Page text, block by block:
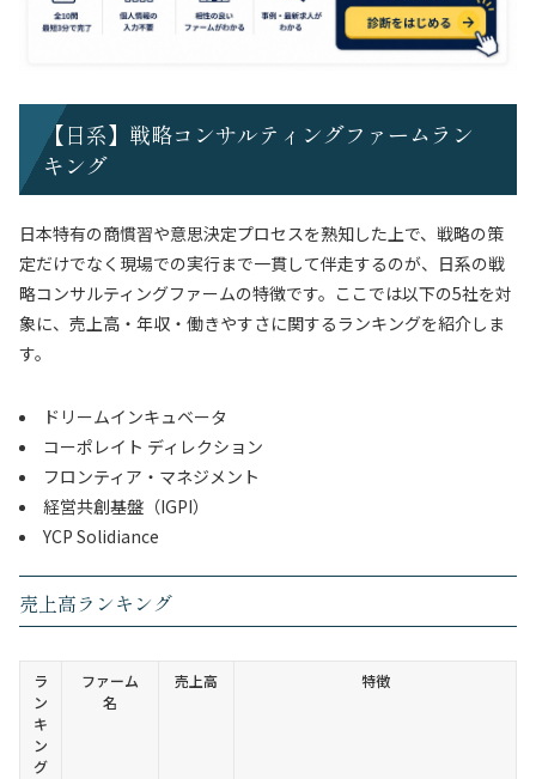
【日系】戦略コンサルティングファームラン
キング
日本特有の商慣習や意思決定プロセスを熟知した上で、戦略の策
定だけでなく現場での実行まで一貫して伴走するのが、日系の戦
略コンサルティングファームの特徴です。ここでは以下の5社を対
象に、売上高・年収・働きやすさに関するランキングを紹介しま
す。
ドリームインキュベータ
コーポレイト ディレクション
フロンティア・マネジメント
経営共創基盤（IGPI）
YCP Solidiance
売上高ランキング
ラ
ン
キ
ン
グ
ファーム
名
売上高 特徴